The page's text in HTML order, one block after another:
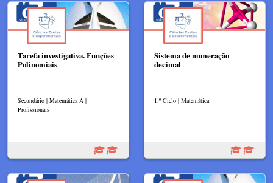
Tarefa investigativa. Funções
Polinomiais
Secundário | Matemática A |
Profissionais
Sistema de numeração
decimal
1.º Ciclo | Matemática